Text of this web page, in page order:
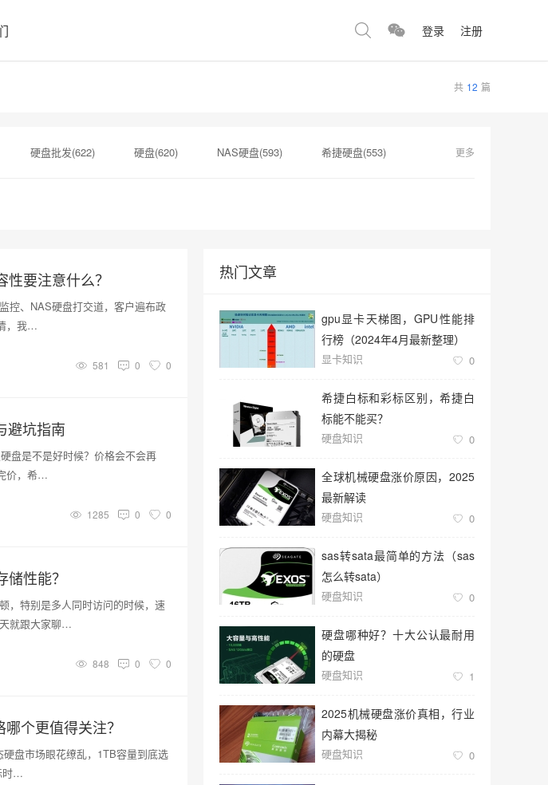
登录 注册
共 12 篇
硬盘批发(622) 硬盘(620) NAS硬盘(593) 希捷硬盘(553) 更多
要注意什么？
控、NAS硬盘打交道，客户遍布政
，我…
581 0 0
避坑指南
盘是不是好时候？价格会不会再
价，希…
1285 0 0
性能？
，特别是多人同时访问的时候，速
就跟大家聊…
848 0 0
个更值得关注？
盘市场眼花缭乱，1TB容量到底选
时…
热门文章
gpu显卡天梯图，GPU性能排
行榜（2024年4月最新整理）
显卡知识 0
希捷白标和彩标区别，希捷白
标能不能买？
硬盘知识 0
全球机械硬盘涨价原因，2025
最新解读
硬盘知识 0
sas转sata最简单的方法（sas
怎么转sata）
硬盘知识 0
硬盘哪种好？十大公认最耐用
的硬盘
硬盘知识 1
2025机械硬盘涨价真相，行业
内幕大揭秘
硬盘知识 0